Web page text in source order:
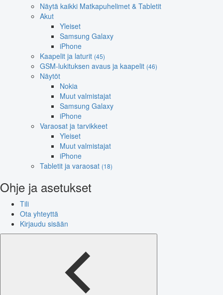
Näytä kaikki Matkapuhelimet & Tabletit
Akut
Yleiset
Samsung Galaxy
iPhone
Kaapelit ja laturit (45)
GSM-lukituksen avaus ja kaapelit (46)
Näytöt
Nokia
Muut valmistajat
Samsung Galaxy
iPhone
Varaosat ja tarvikkeet
Yleiset
Muut valmistajat
iPhone
Tabletit ja varaosat (18)
Ohje ja asetukset
Tili
Ota yhteyttä
Kirjaudu sisään